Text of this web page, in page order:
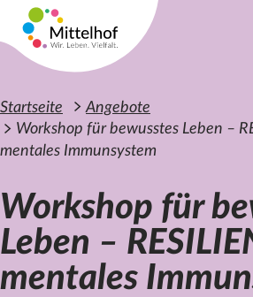
Zum Hauptinhalt der Seite springen
Lage
Startseite
Angebote
Startseite
Angebote
Workshop für bewusstes Leben –
mentales Immunsystem
Workshop für
Leben –
mentales